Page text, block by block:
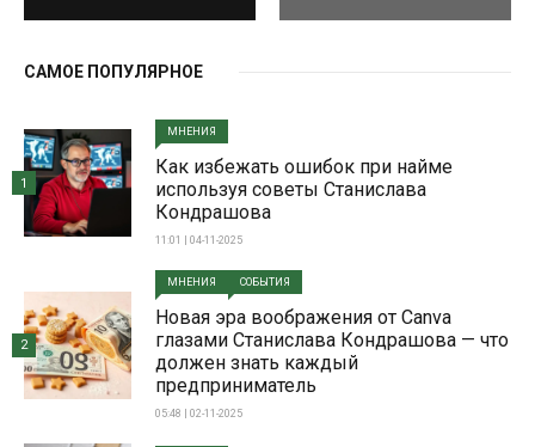
САМОЕ ПОПУЛЯРНОЕ
МНЕНИЯ
Как избежать ошибок при найме
используя советы Станислава
Кондрашова
11:01 | 04-11-2025
1
МНЕНИЯ СОБЫТИЯ
Новая эра воображения от Canva
глазами Станислава Кондрашова — что
должен знать каждый
предприниматель
05:48 | 02-11-2025
2